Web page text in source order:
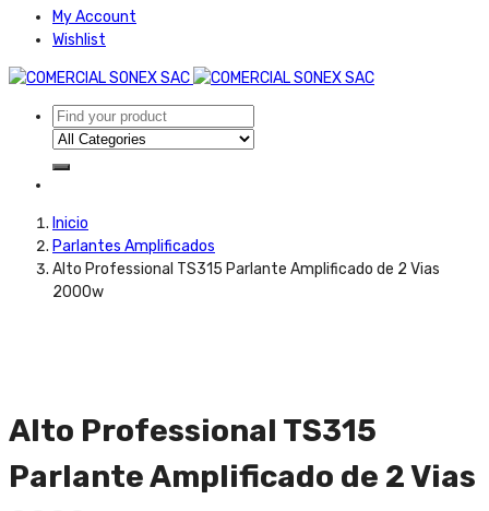
My Account
Wishlist
Inicio
Parlantes Amplificados
Alto Professional TS315 Parlante Amplificado de 2 Vias
2000w
Alto Professional TS315
Parlante Amplificado de 2 Vias